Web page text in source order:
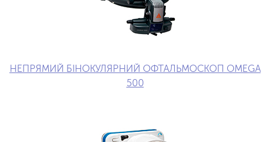
НЕПРЯМИЙ БІНОКУЛЯРНИЙ ОФТАЛЬМОСКОП OMEGA
500